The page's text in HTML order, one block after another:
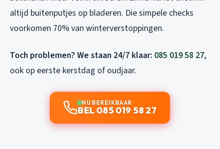
altijd buitenputjes op bladeren. Die simpele checks
voorkomen 70% van winterverstoppingen.
Toch problemen? We staan 24/7 klaar: 085 019 58 27,
ook op eerste kerstdag of oudjaar.
NU BEREIKBAAR
BEL 085 019 58 27